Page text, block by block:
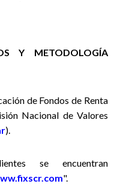
Y METODOLOGÍA
de Fondos de Renta
Nacional de Valores
).
se encuentran
".